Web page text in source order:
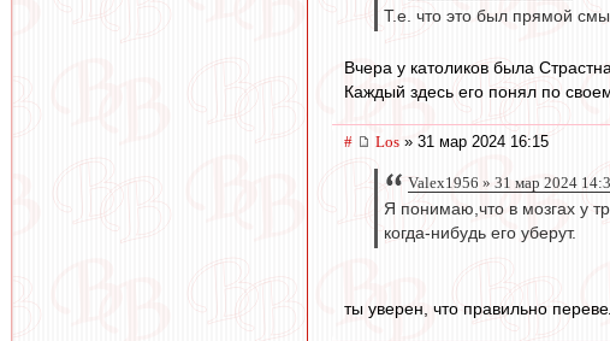
Т.е. что это был прямой
Вчера у католиков была
Каждый здесь его понял по
# Los » 31 мар 2024 16:15
Valex1956 » 31 мар 2024
Я понимаю,что в мозгах у
когда-нибудь его уберут.
ты уверен, что правильно